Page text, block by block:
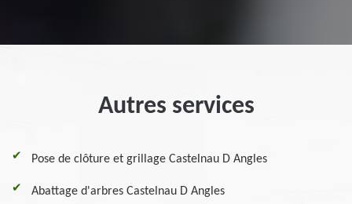
Autres services
Pose de clôture et grillage Castelnau D Angles
Abattage d'arbres Castelnau D Angles